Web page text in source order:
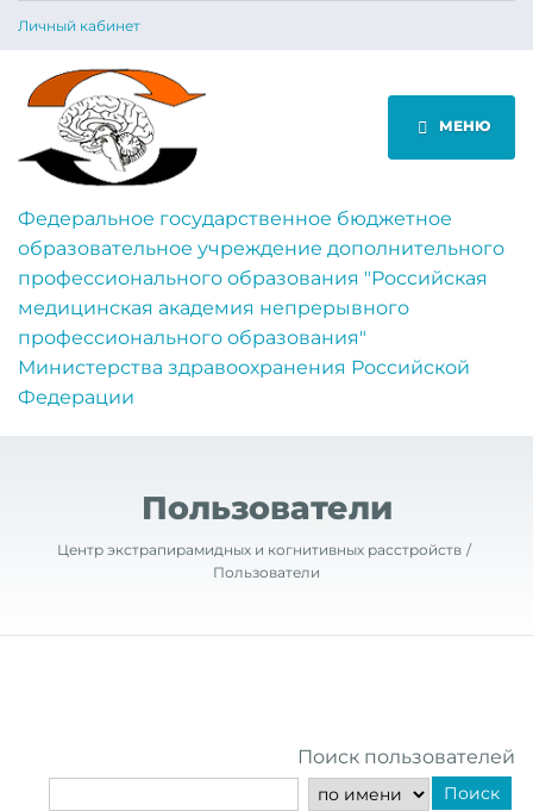
Личный кабинет
МЕНЮ
Федеральное государственное бюджетное
образовательное учреждение дополнительного
профессионального образования "Российская
медицинская академия непрерывного
профессионального образования"
Министерства здравоохранения Российской
Федерации
Пользователи
Центр экстрапирамидных и когнитивных расстройств
Пользователи
Поиск пользователей
Поиск